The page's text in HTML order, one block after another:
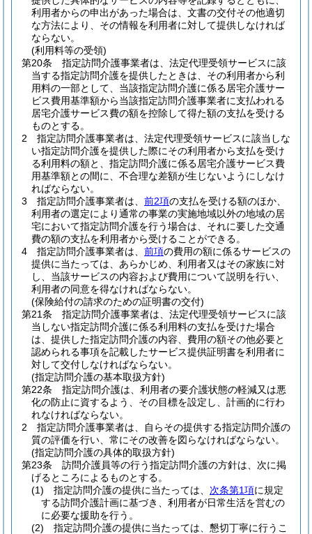
利用者からの申出があった場合は、文書の交付その他適切
な方法により、その情報を利用者に対して提供しなければ
ならない。
(利用料等の受領)
第20条
指定訪問介護事業者は、法定代理受領サービスに該
当する指定訪問介護を提供したときは、その利用者から利
用料の一部として、当該指定訪問介護に係る居宅介護サー
ビス費用基準額から当該指定訪問介護事業者に支払われる
居宅介護サービス費の額を控除して得た額の支払を受ける
ものとする。
2
指定訪問介護事業者は、法定代理受領サービスに該当しな
い指定訪問介護を提供した際にその利用者から支払を受け
る利用料の額と、指定訪問介護に係る居宅介護サービス費
用基準額との間に、不合理な差額が生じないようにしなけ
ればならない。
3
指定訪問介護事業者は、 前2項の支払を受ける額のほか、
利用者の選定により通常の事業の実施地域以外の地域の居
宅において指定訪問介護を行う場合は、それに要した交通
費の額の支払を利用者から受けることができる。
4
指定訪問介護事業者は、 前項の費用の額に係るサービスの
提供に当たっては、あらかじめ、利用者又はその家族に対
し、当該サービスの内容および費用について説明を行い、
利用者の同意を得なければならない。
(保険給付の請求のための証明書の交付)
第21条
指定訪問介護事業者は、法定代理受領サービスに該
当しない指定訪問介護に係る利用料の支払を受けた場合
は、提供した指定訪問介護の内容、費用の額その他必要と
認められる事項を記載したサービス提供証明書を利用者に
対して交付しなければならない。
(指定訪問介護の基本取扱方針)
第22条
指定訪問介護は、利用者の要介護状態の軽減又は悪
化の防止に資するよう、その目標を設定し、計画的に行わ
れなければならない。
2
指定訪問介護事業者は、自らその提供する指定訪問介護の
質の評価を行い、常にその改善を図らなければならない。
(指定訪問介護の具体的取扱方針)
第23条
訪問介護員等の行う指定訪問介護の方針は、次に掲
げるところによるものとする。
(1)
指定訪問介護の提供に当たっては、 次条第1項に規定
する訪問介護計画に基づき、利用者が日常生活を営むの
に必要な援助を行う。
(2)
指定訪問介護の提供に当たっては、懇切丁寧に行うこ